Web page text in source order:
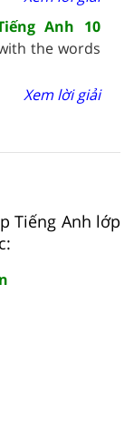
Anh 10
the words
Xem lời giải
Tiếng Anh lớp